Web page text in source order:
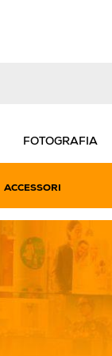
FOTOGRAFIA
ACCESSORI